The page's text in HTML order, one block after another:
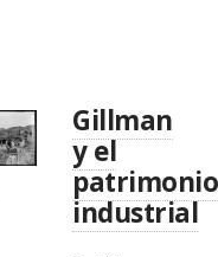
Gillman
y el
patrimonio
industrial